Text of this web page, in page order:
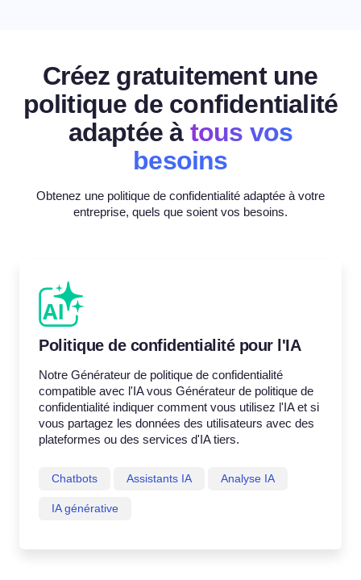
Créez gratuitement une
politique de confidentialité
adaptée à tous vos
besoins
Obtenez une politique de confidentialité adaptée à votre
entreprise, quels que soient vos besoins.
Politique de confidentialité pour l'IA
Notre Générateur de politique de confidentialité
compatible avec l'IA vous Générateur de politique de
confidentialité indiquer comment vous utilisez l'IA et si
vous partagez les données des utilisateurs avec des
plateformes ou des services d'IA tiers.
Chatbots Assistants IA Analyse IA
IA générative